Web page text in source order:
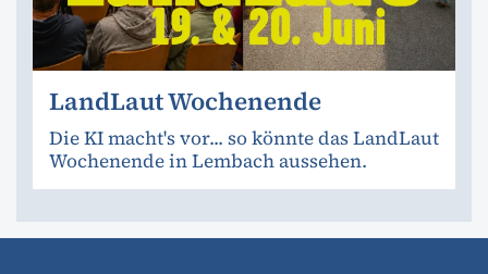
LandLaut Wochenende
Die KI macht's vor... so könnte das LandLaut
Wochenende in Lembach aussehen.